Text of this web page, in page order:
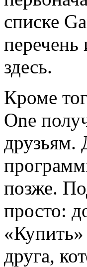
списке
перечень
здесь.
Кроме
One
друзьям.
позже.
просто:
друга,